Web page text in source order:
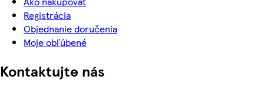
Registrácia
Objednanie doručenia
Moje obľúbené
Kontaktujte nás